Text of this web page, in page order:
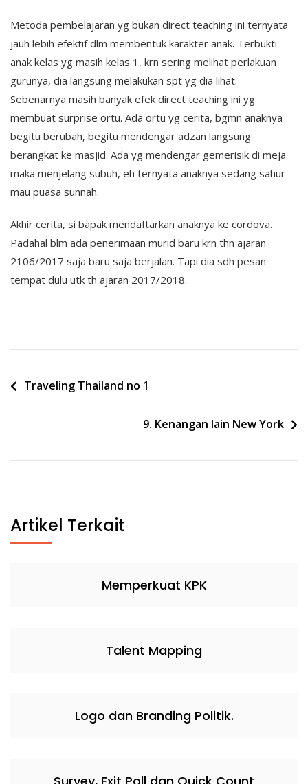
Metoda pembelajaran yg bukan direct teaching ini ternyata
jauh lebih efektif dlm membentuk karakter anak. Terbukti
anak kelas yg masih kelas 1, krn sering melihat perlakuan
gurunya, dia langsung melakukan spt yg dia lihat.
Sebenarnya masih banyak efek direct teaching ini yg
membuat surprise ortu. Ada ortu yg cerita, bgmn anaknya
begitu berubah, begitu mendengar adzan langsung
berangkat ke masjid. Ada yg mendengar gemerisik di meja
maka menjelang subuh, eh ternyata anaknya sedang sahur
mau puasa sunnah.
Akhir cerita, si bapak mendaftarkan anaknya ke cordova.
Padahal blm ada penerimaan murid baru krn thn ajaran
2106/2017 saja baru saja berjalan. Tapi dia sdh pesan
tempat dulu utk th ajaran 2017/2018.
Post
Traveling Thailand no 1
9. Kenangan lain New York
Artikel Terkait
Memperkuat KPK
Talent Mapping
Logo dan Branding Politik.